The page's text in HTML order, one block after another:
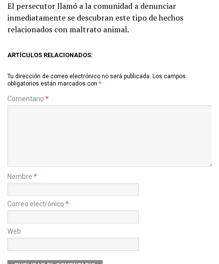
El persecutor llamó a la comunidad a denunciar
inmediatamente se descubran este tipo de hechos
relacionados con maltrato animal.
ARTÍCULOS RELACIONADOS:
Tu dirección de correo electrónico no será publicada. Los campos
obligatorios están marcados con *
Comentario *
Nombre *
Correo electrónico *
Web